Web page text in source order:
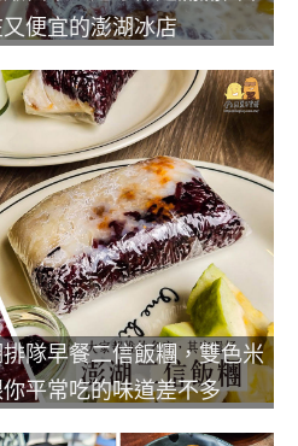
便宜的澎湖冰店
隊早餐二信飯糰，雙色米
平常吃的味道差不多